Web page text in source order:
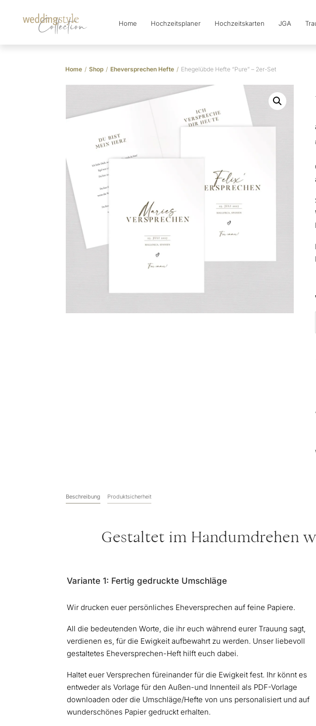
Collection Home Hochzeitsplaner Hochzeitskarten JGA
Home / Shop / Eheversprechen Hefte / Ehegelübde Hefte “Pure” – 2er-Set
Beschreibung Produktsicherheit
Gestaltet im Handumdrehen
Variante 1: Fertig gedruckte Umschläge
Wir drucken euer persönliches Eheversprechen auf feine Papiere.
All die bedeutenden Worte, die ihr euch während eurer Trauung sagt,
verdienen es, für die Ewigkeit aufbewahrt zu werden. Unser liebevoll
gestaltetes Eheversprechen-Heft hilft euch dabei.
Haltet euer Versprechen füreinander für die Ewigkeit fest. Ihr könnt es
entweder als Vorlage für den Außen-und Innenteil als PDF-Vorlage
downloaden oder die Umschläge/Hefte von uns personalisiert und auf
wunderschönes Papier gedruckt erhalten.